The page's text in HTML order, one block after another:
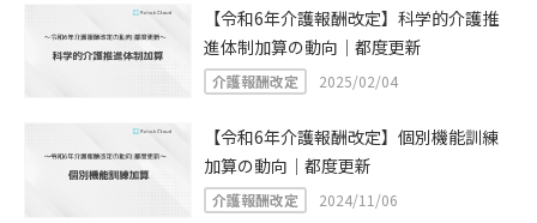
【令和6年介護報酬改定】科学的介護推
進体制加算の動向｜都度更新
介護報酬改定 2025/02/04
【令和6年介護報酬改定】個別機能訓練
加算の動向｜都度更新
介護報酬改定 2024/11/06